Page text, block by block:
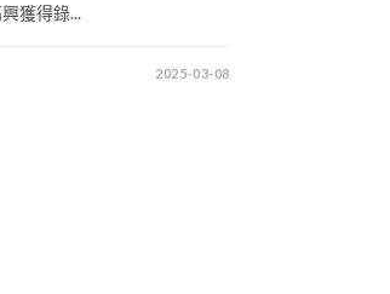
獲得錄...
2025-03-08